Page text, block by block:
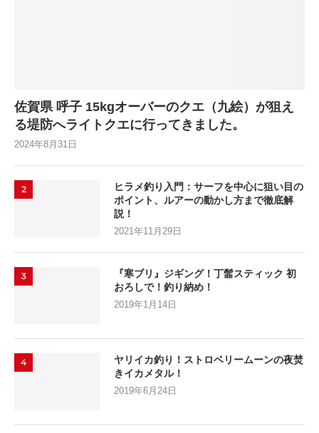
佐賀県 呼子 15kgオーバーのクエ（九絵）が狙え
る堤防へライトクエに行ってきました。
2024年8月31日
2
ヒラメ釣り入門：サーフを中心に狙い目の
ポイント、ルアーの動かし方まで徹底解
説！
2021年11月29日
3
『寒ブリ』ジギング！丁髷スティック 初
おろしで！釣り納め！
2019年1月14日
4
ヤリイカ釣り！ストロベリームーンの夜焚
きイカメタル！
2019年6月24日